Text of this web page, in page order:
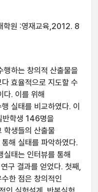
학원 :영재교육,2012. 8
행하는 창의적 산출물을
효율적으로 지도할 수
다. 이를 위해
실태를 비교하였다. 이
반학생 146명을
학생들의 산출물
해 실태를 파악하였다.
실태는 인터뷰를 통해
구 결과를 얻었다. 첫째,
한 점은 창의적인